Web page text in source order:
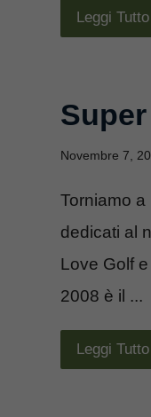
Leggi Tutto
Novembre 7,
Torniamo
dedicati al
Love Golf
2008 è il ...
Leggi Tutto